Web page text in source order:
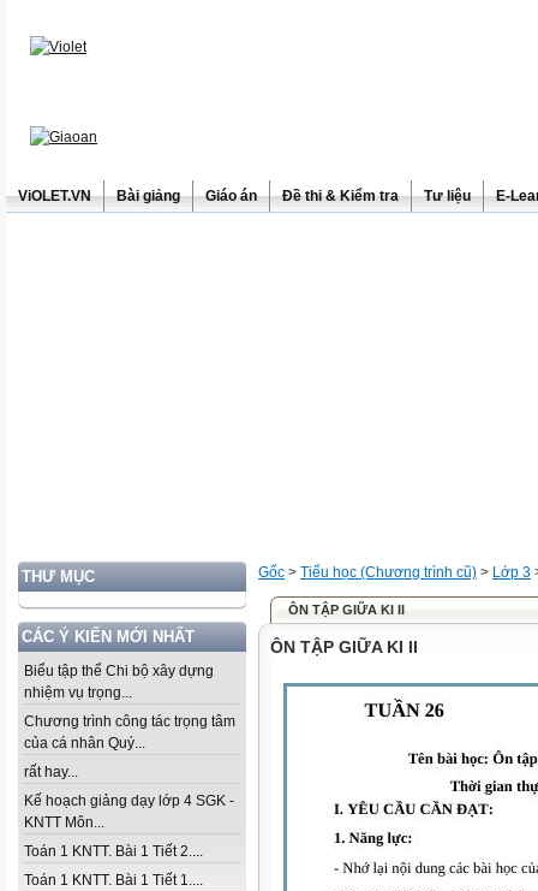
ViOLET.VN Bài giảng Giáo án Đề thi & Kiểm tra Tư liệu E-
THƯ MỤC
CÁC Ý KIẾN MỚI NHẤT
Biểu tập thể Chi bộ xây dựng
nhiệm vụ trọng...
Chương trình công tác trọng tâm
của cá nhân Quý...
rất hay...
Kế hoạch giảng dạy lớp 4 SGK -
KNTT Môn...
Toán 1 KNTT. Bài 1 Tiết 2....
Toán 1 KNTT. Bài 1 Tiết 1....
Gốc > Tiểu học (Chương trình cũ) > Lớp 3
ÔN TẬP GIỮA KI II
ÔN TẬP GIỮA KI II